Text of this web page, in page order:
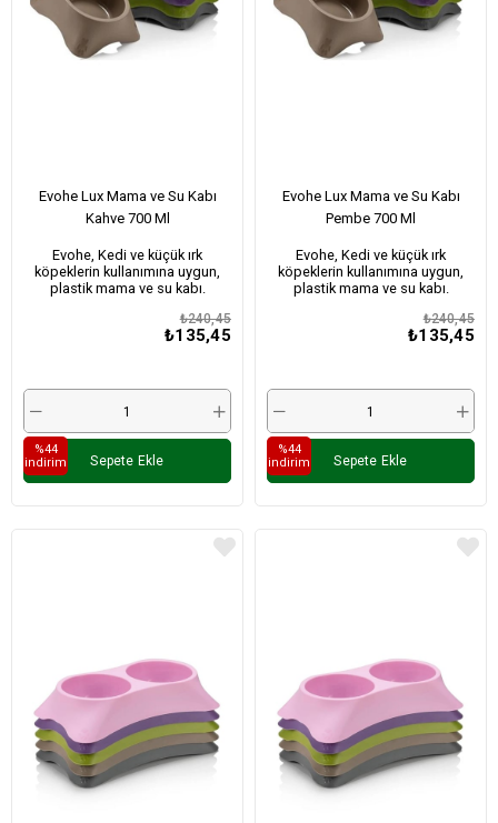
Evohe Lux Mama ve Su Kabı
Kahve 700 Ml
Evohe, Kedi ve küçük ırk
köpeklerin kullanımına uygun,
plastik mama ve su kabı.
₺135,45
₺240,45
Sepete Ekle
%44
i̇ndirim
Evohe Lux Mama ve Su Kabı
Pembe 700 Ml
Evohe, Kedi ve küçük ırk
köpeklerin kullanımına uygun,
plastik mama ve su kabı.
₺135,45
₺240,45
Sepete Ekle
%44
i̇ndirim